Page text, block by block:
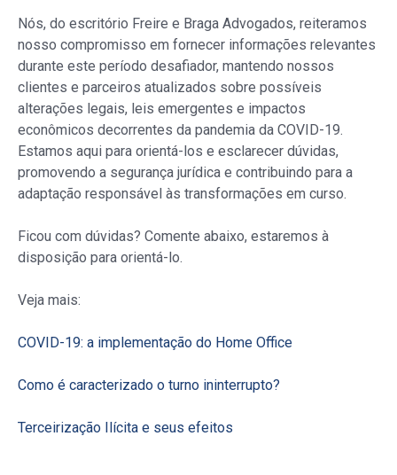
Nós, do escritório Freire e Braga Advogados, reiteramos
nosso compromisso em fornecer informações relevantes
durante este período desafiador, mantendo nossos
clientes e parceiros atualizados sobre possíveis
alterações legais, leis emergentes e impactos
econômicos decorrentes da pandemia da COVID-19.
Estamos aqui para orientá-los e esclarecer dúvidas,
promovendo a segurança jurídica e contribuindo para a
adaptação responsável às transformações em curso.
Ficou com dúvidas? Comente abaixo, estaremos à
disposição para orientá-lo.
Veja mais:
COVID-19: a implementação do Home Office
Como é caracterizado o turno ininterrupto?
Terceirização Ilícita e seus efeitos